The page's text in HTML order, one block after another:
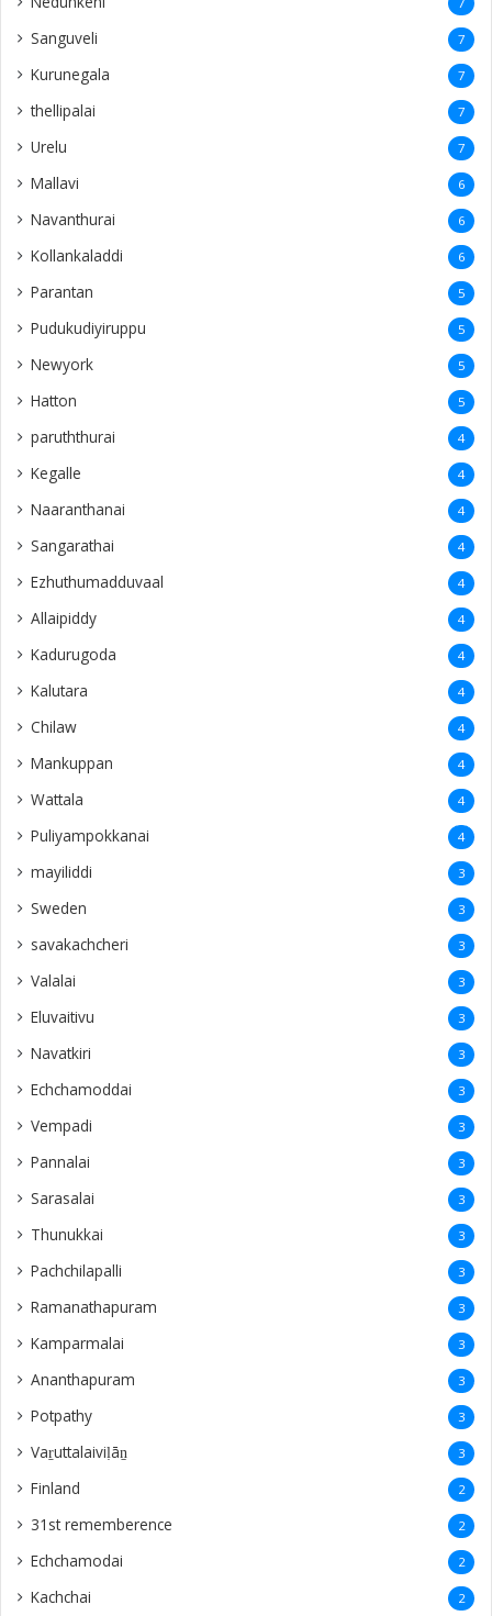
Sanguveli 7
Kurunegala 7
thellipalai 7
Urelu 7
Mallavi 6
Navanthurai 6
Kollankaladdi 6
Parantan 5
Pudukudiyiruppu 5
Newyork 5
Hatton 5
paruththurai 4
Kegalle 4
Naaranthanai 4
Sangarathai 4
Ezhuthumadduvaal 4
Allaipiddy 4
Kadurugoda 4
Kalutara 4
Chilaw 4
Mankuppan 4
Wattala 4
Puliyampokkanai 4
mayiliddi 3
Sweden 3
savakachcheri 3
Valalai 3
Eluvaitivu 3
Navatkiri 3
Echchamoddai 3
Vempadi 3
Pannalai 3
Sarasalai 3
Thunukkai 3
Pachchilapalli 3
Ramanathapuram 3
Kamparmalai 3
Ananthapuram 3
‎Potpathy 3
Vaṟuttalaiviḷāṉ 3
Finland 2
31st rememberence 2
Echchamodai 2
Kachchai 2